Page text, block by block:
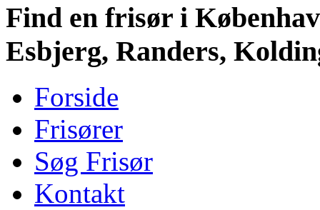
Find en frisør i
Esbjerg, Randers,
Forside
Frisører
Søg Frisør
Kontakt